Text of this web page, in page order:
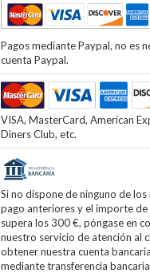
Pagos mediante Paypal, no es
cuenta Paypal.
VISA, MasterCard, American
Diners Club, etc.
Si no dispone de ninguno de
pago anteriores y el importe de
supera los 300 €, póngase en
nuestro servicio de atención al
obtener nuestra cuenta
mediante transferencia